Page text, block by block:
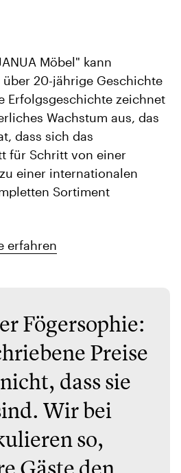
Möbel" kann
20-jährige Geschichte
Erfolgsgeschichte zeichnet
Wachstum aus, das
dass sich das
für Schritt von einer
einer internationalen
Sortiment
erfahren
Fögersophie:
Preise
dass sie
Wir bei
so,